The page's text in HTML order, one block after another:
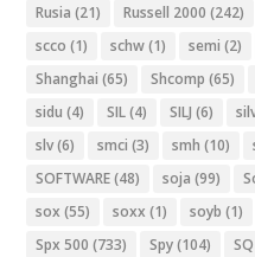
Rusia (21) Russell 2000 (242)
scco (1) schw(1) semi (2)
Shanghai (65) Shcomp (65)
sidu (4) SIL(4) SILJ (6)
slv(6) smci (3) smh (10)
SOFTWARE(48) soja (99)
sox (55) soxx (1) soyb (1)
Spx 500 (733) Spy(104) SQ